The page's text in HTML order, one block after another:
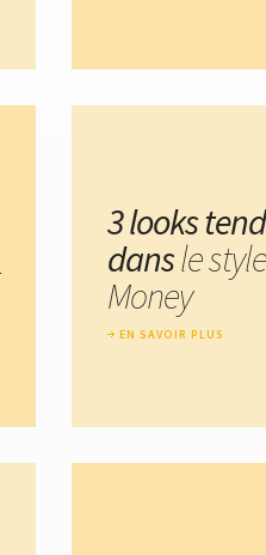
3 looks
dansle
Money
EN SAVOIR PLUS